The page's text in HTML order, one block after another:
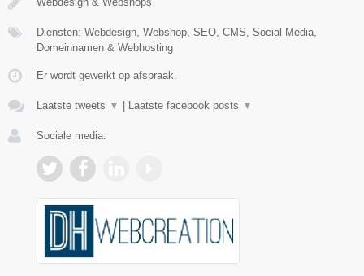
Diensten: Webdesign, Webshop, SEO, CMS, Social Media,
Domeinnamen & Webhosting
Er wordt gewerkt op afspraak.
Laatste tweets ▼ | Laatste facebook posts ▼
Sociale media: